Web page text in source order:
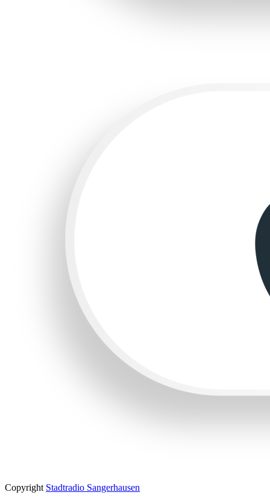
Copyright Stadtradio Sangerhausen